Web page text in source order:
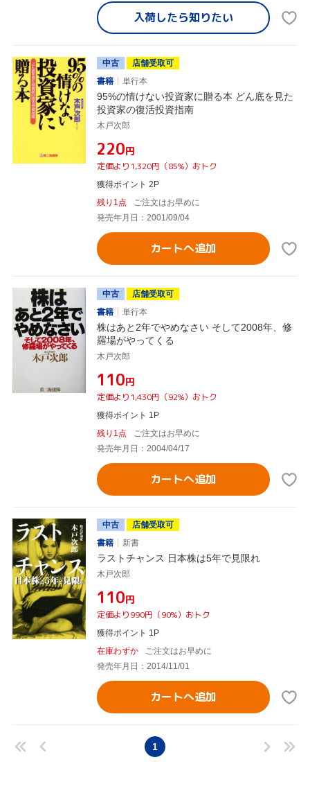
入荷したら知りたい
中古
店舗受取可
書籍
単行本
95%の情けない投資家に贈る本 どん底を見た
投資家の復活投資指南
木戸次郎
¥220円
定価より1,320円（85%）おトク
獲得ポイント 2P
残り1点
ご注文はお早めに
発売年月日：2001/09/04
カートへ追加
中古
店舗受取可
書籍
単行本
株はあと2年でやめなさい そして2008年、修
羅場がやってくる
木戸次郎
¥110円
定価より1,430円（92%）おトク
獲得ポイント 1P
残り1点
ご注文はお早めに
発売年月日：2004/04/17
カートへ追加
中古
店舗受取可
書籍
新書
ラストチャンス 日本株は5年で見限れ
木戸次郎
¥110円
定価より990円（90%）おトク
獲得ポイント 1P
在庫わずか
ご注文はお早めに
発売年月日：2014/11/01
カートへ追加
1